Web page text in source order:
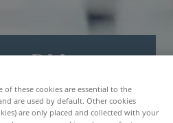
RH
of these cookies are essential to the
are used by default. Other cookies
are only placed and collected with your